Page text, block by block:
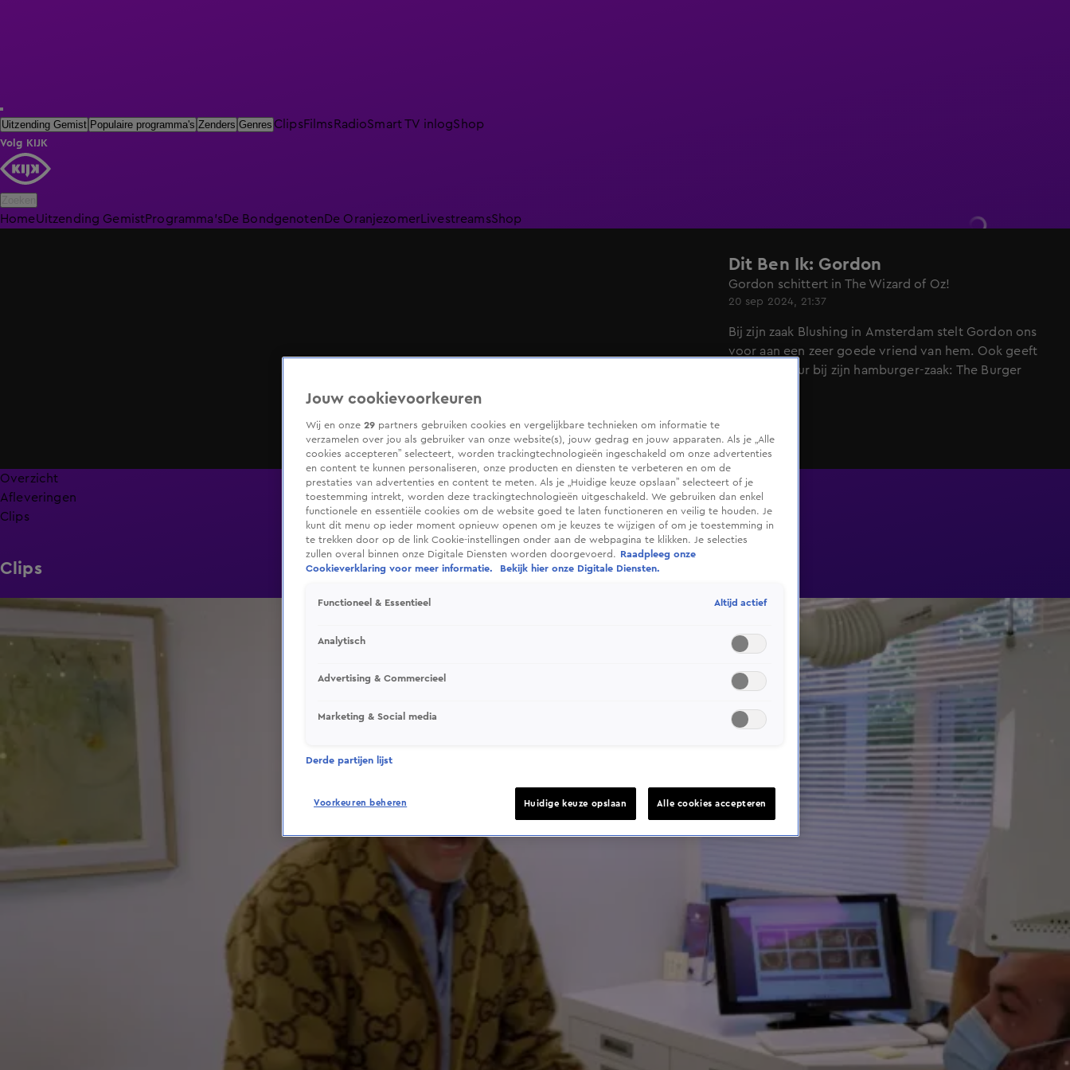
Uitzending Gemist Populaire programma's Zenders Genres ClipsFilmsRadioSmart TV inlogShop
Volg KIJK
HomeUitzending GemistProgramma'sDe BondgenotenDe Oranjezomer LivestreamsShop
Dit Ben Ik: Gordon
Gordon schittert in The Wizard of Oz!
20 sep 2024, 21:37
Bij zijn zaak Blushing in Amsterdam stelt Gordon ons
voor aan een zeer goede vriend van hem. Ook geeft
hij je een tour bij zijn hamburger-zaak: The Burger
Overzicht
Afleveringen
Clips
Clips
11:13
Jouw cookievoorkeuren
Wij en onze 29 partners gebruiken cookies en vergelijkbare technieken om informatie te
verzamelen over jou als gebruiker van onze website(s), jouw gedrag en jouw apparaten. Als je „Alle
cookies accepteren” selecteert, worden trackingtechnologieën ingeschakeld om onze advertenties
en content te kunnen personaliseren, onze producten en diensten te verbeteren en om de
prestaties van advertenties en content te meten. Als je „Huidige keuze opslaan” selecteert of je
toestemming intrekt, worden deze trackingtechnologieën uitgeschakeld. We gebruiken dan enkel
functionele en essentiële cookies om de website goed te laten functioneren en veilig te houden. Je
kunt dit menu op ieder moment opnieuw openen om je keuzes te wijzigen of om je toestemming in
te trekken door op de link Cookie-instellingen onder aan de webpagina te klikken. Je selecties
zullen overal binnen onze Digitale Diensten worden doorgevoerd.
Raadpleeg onze
Cookieverklaring voor meer informatie.
Bekijk hier onze Digitale Diensten.
Functioneel & Essentieel Altijd actief
Analytisch
Advertising & Commercieel
Marketing & Social media
Derde partijen lijst
Voorkeuren beheren Huidige keuze opslaan Alle cookies accepteren